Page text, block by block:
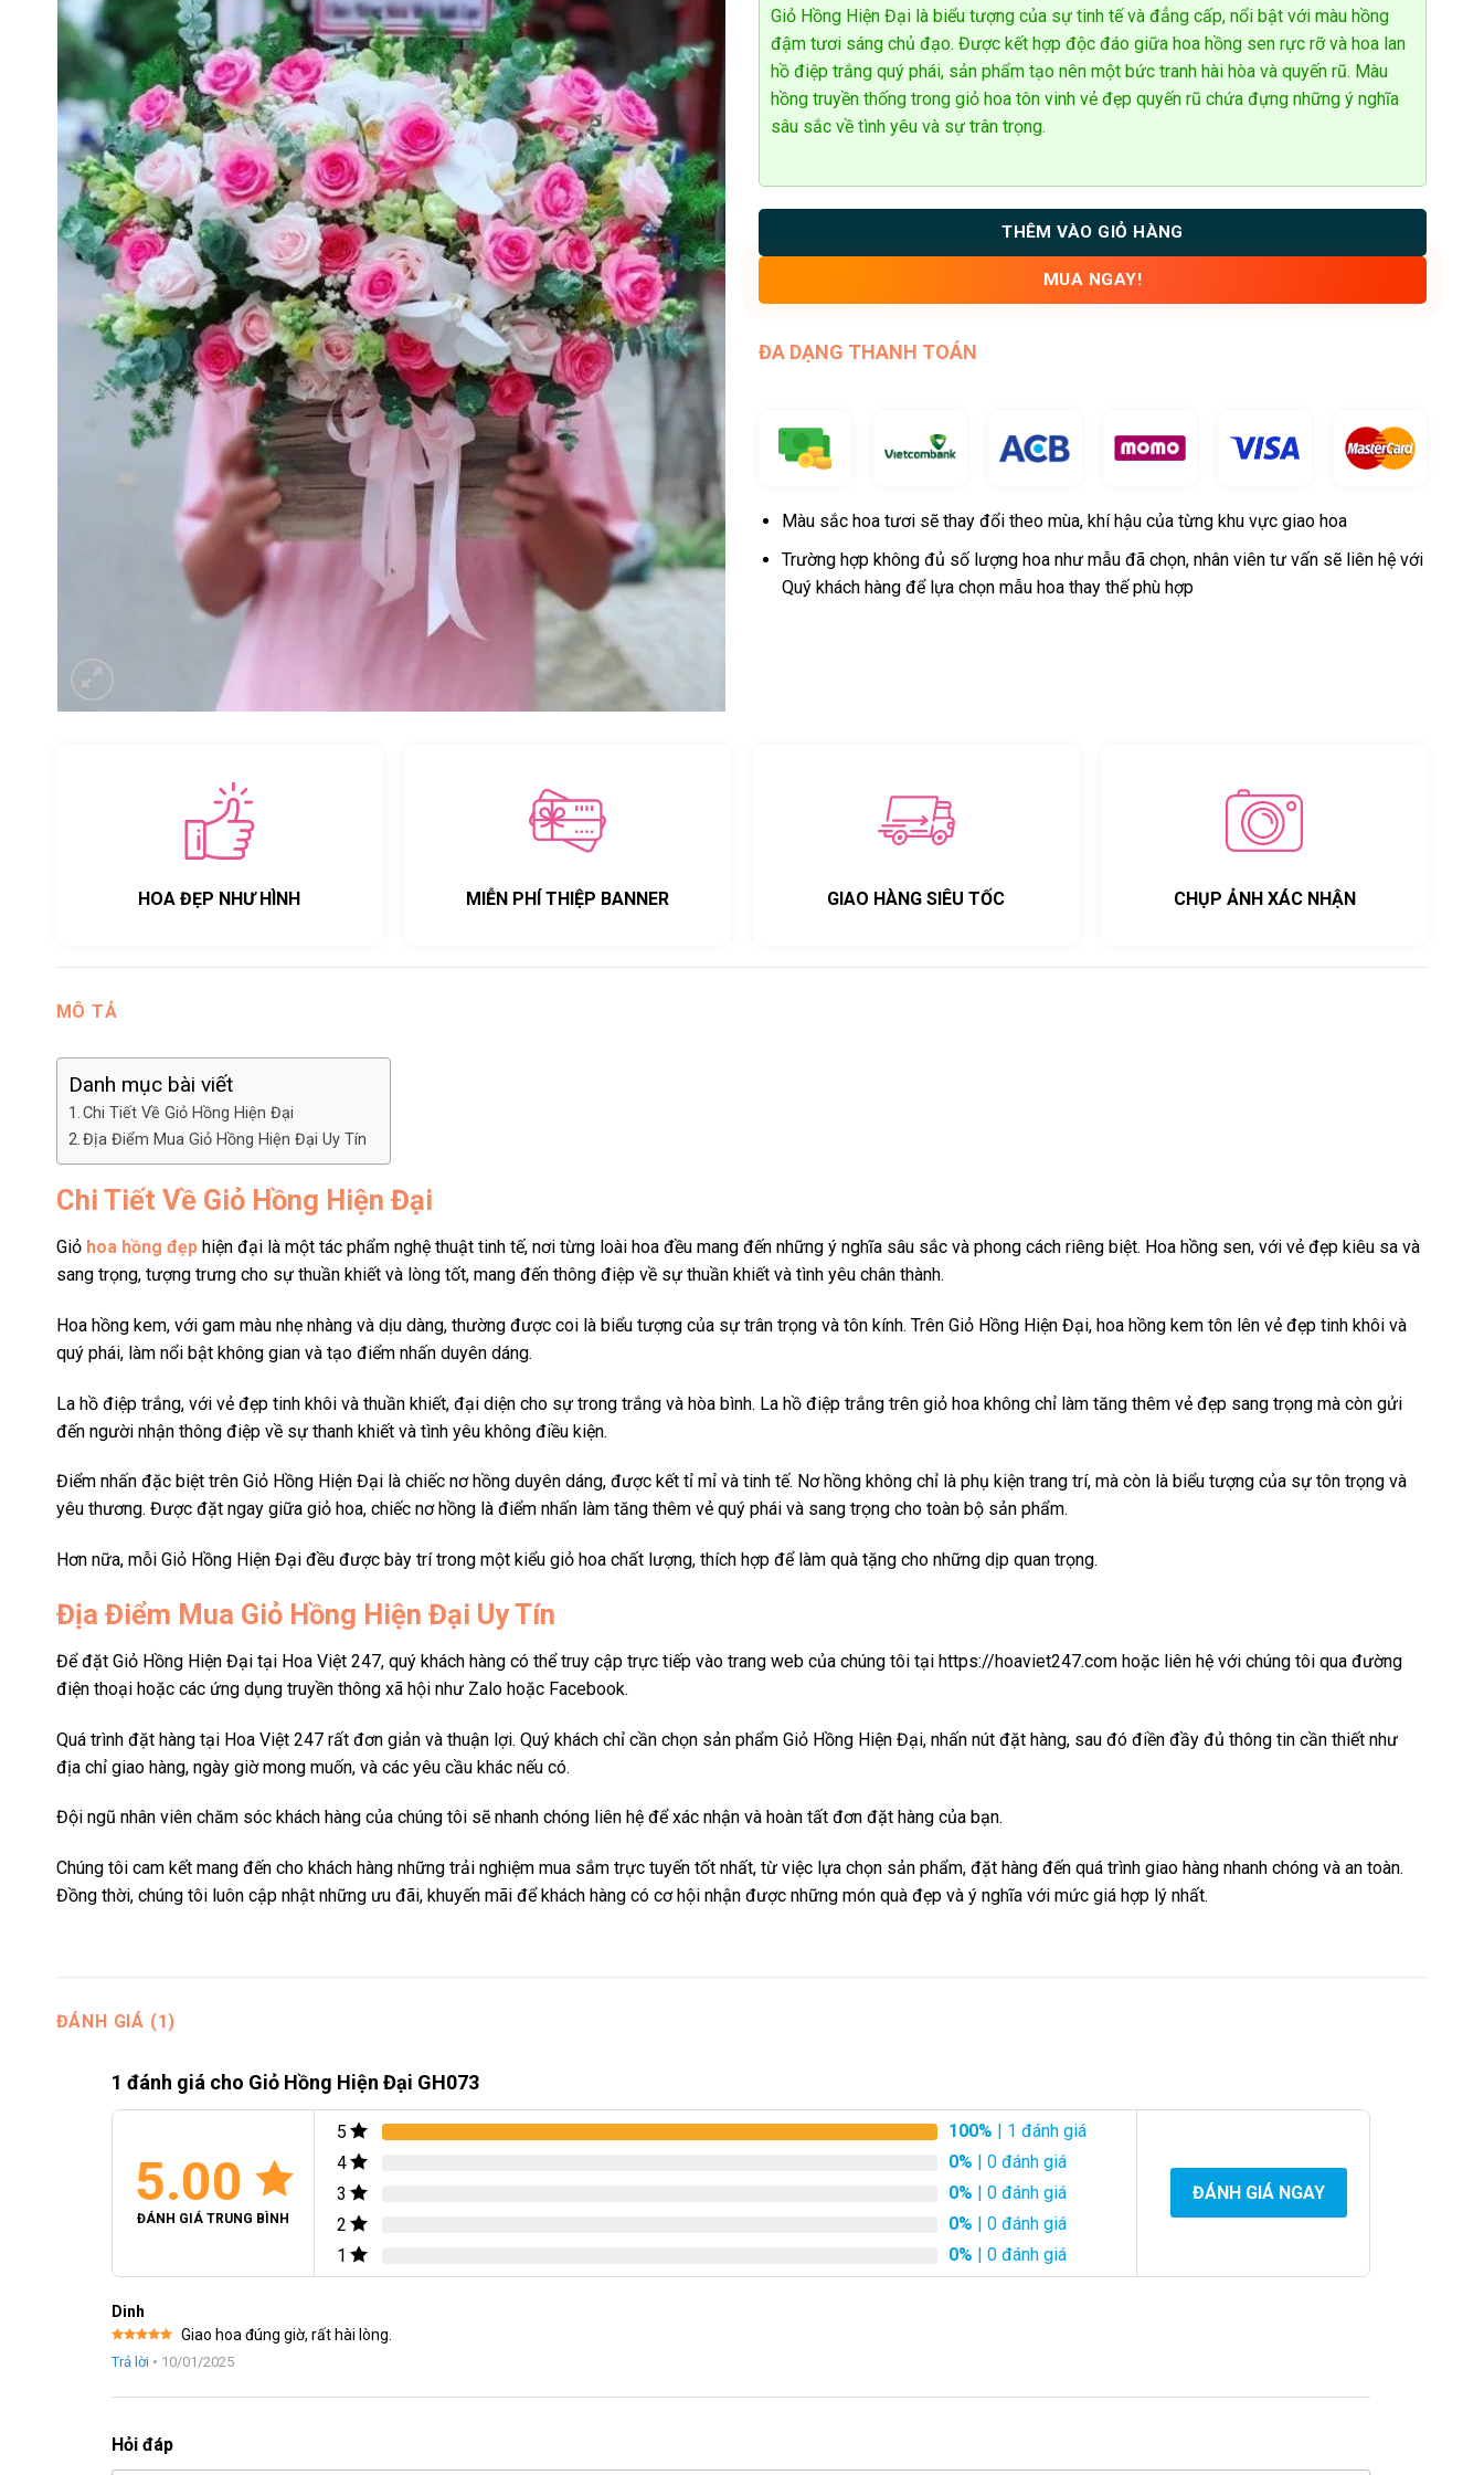
Giỏ Hồng Hiện Đại là biểu tượng của sự tinh tế và đẳng cấp, nổi bật với màu hồng
đậm tươi sáng chủ đạo. Được kết hợp độc đáo giữa hoa hồng sen rực rỡ và hoa lan
hồ điệp trắng quý phái, sản phẩm tạo nên một bức tranh hài hòa và quyến rũ. Màu
hồng truyền thống trong giỏ hoa tôn vinh vẻ đẹp quyến rũ chứa đựng những ý nghĩa
sâu sắc về tình yêu và sự trân trọng.
THÊM VÀO GIỎ HÀNG
MUA NGAY!
ĐA DẠNG THANH TOÁN
Màu sắc hoa tươi sẽ thay đổi theo mùa, khí hậu của từng khu vực giao hoa
Trường hợp không đủ số lượng hoa như mẫu đã chọn, nhân viên tư vấn sẽ liên hệ với
Quý khách hàng để lựa chọn mẫu hoa thay thế phù hợp
HOA ĐẸP NHƯ HÌNH MIỄN PHÍ THIỆP BANNER GIAO HÀNG SIÊU TỐC CHỤP ẢNH XÁC NHẬN
MÔ TẢ
Danh mục bài viết
Chi Tiết Về Giỏ Hồng Hiện Đại
Địa Điểm Mua Giỏ Hồng Hiện Đại Uy Tín
Chi Tiết Về Giỏ Hồng Hiện Đại
Giỏ hoa hồng đẹphiện đại là một tác phẩm nghệ thuật tinh tế, nơi từng loài hoa đều mang đến những ý nghĩa sâu sắc và phong cách riêng biệt. Hoa hồng sen, với vẻ đẹp kiêu sa và
sang trọng, tượng trưng cho sự thuần khiết và lòng tốt, mang đến thông điệp về sự thuần khiết và tình yêu chân thành.
Hoa hồng kem, với gam màu nhẹ nhàng và dịu dàng, thường được coi là biểu tượng của sự trân trọng và tôn kính. Trên Giỏ Hồng Hiện Đại, hoa hồng kem tôn lên vẻ đẹp tinh khôi và
quý phái, làm nổi bật không gian và tạo điểm nhấn duyên dáng.
La hồ điệp trắng, với vẻ đẹp tinh khôi và thuần khiết, đại diện cho sự trong trắng và hòa bình. La hồ điệp trắng trên giỏ hoa không chỉ làm tăng thêm vẻ đẹp sang trọng mà còn gửi
đến người nhận thông điệp về sự thanh khiết và tình yêu không điều kiện.
Điểm nhấn đặc biệt trên Giỏ Hồng Hiện Đại là chiếc nơ hồng duyên dáng, được kết tỉ mỉ và tinh tế. Nơ hồng không chỉ là phụ kiện trang trí, mà còn là biểu tượng của sự tôn trọng và
yêu thương. Được đặt ngay giữa giỏ hoa, chiếc nơ hồng là điểm nhấn làm tăng thêm vẻ quý phái và sang trọng cho toàn bộ sản phẩm.
Hơn nữa, mỗi Giỏ Hồng Hiện Đại đều được bày trí trong một kiểu giỏ hoa chất lượng, thích hợp để làm quà tặng cho những dịp quan trọng.
Địa Điểm Mua Giỏ Hồng Hiện Đại Uy Tín
Để đặt Giỏ Hồng Hiện Đại tại Hoa Việt 247, quý khách hàng có thể truy cập trực tiếp vào trang web của chúng tôi tại https://hoaviet247.com hoặc liên hệ với chúng tôi qua đường
điện thoại hoặc các ứng dụng truyền thông xã hội như Zalo hoặc Facebook.
Quá trình đặt hàng tại Hoa Việt 247 rất đơn giản và thuận lợi. Quý khách chỉ cần chọn sản phẩm Giỏ Hồng Hiện Đại, nhấn nút đặt hàng, sau đó điền đầy đủ thông tin cần thiết như
địa chỉ giao hàng, ngày giờ mong muốn, và các yêu cầu khác nếu có.
Đội ngũ nhân viên chăm sóc khách hàng của chúng tôi sẽ nhanh chóng liên hệ để xác nhận và hoàn tất đơn đặt hàng của bạn.
Chúng tôi cam kết mang đến cho khách hàng những trải nghiệm mua sắm trực tuyến tốt nhất, từ việc lựa chọn sản phẩm, đặt hàng đến quá trình giao hàng nhanh chóng và an toàn.
Đồng thời, chúng tôi luôn cập nhật những ưu đãi, khuyến mãi để khách hàng có cơ hội nhận được những món quà đẹp và ý nghĩa với mức giá hợp lý nhất.
ĐÁNH GIÁ (1)
1 đánh giá cho Giỏ Hồng Hiện Đại GH073
5.00
ĐÁNH GIÁ TRUNG BÌNH
5 100% | 1 đánh giá
4
0% | 0 đánh giá
3
0% | 0 đánh giá
2
0% | 0 đánh giá
1
0% | 0 đánh giá
ĐÁNH GIÁ NGAY
Dinh
Được xếp
hạng5 5
Giao hoa đúng giờ, rất hài lòng.
Trả lời • 10/01/2025
Hỏi đáp